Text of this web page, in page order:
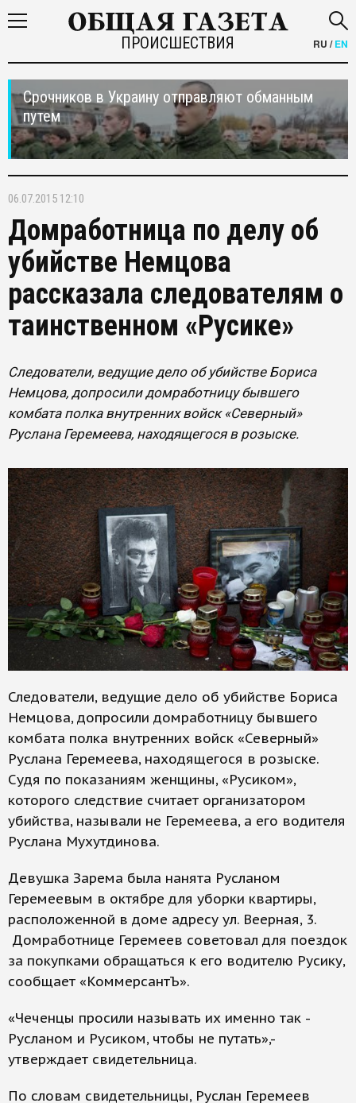
ПРОИСШЕСТВИЯ RU /EN
Срочников в Украину отправляют обманным
путем
06.07.2015 12:10
Домработница по делу об
убийстве Немцова
рассказала следователям о
таинственном «Русике»
Следователи, ведущие дело об убийстве Бориса
Немцова, допросили домработницу бывшего
комбата полка внутренних войск «Северный»
Руслана Геремеева, находящегося в розыске.
Следователи, ведущие дело об убийстве Бориса
Немцова, допросили домработницу бывшего
комбата полка внутренних войск «Северный»
Руслана Геремеева, находящегося в розыске.
Судя по показаниям женщины, «Русиком»,
которого следствие считает организатором
убийства, называли не Геремеева, а его водителя
Руслана Мухутдинова.
Девушка Зарема была нанята Русланом
Геремеевым в октябре для уборки квартиры,
расположенной в доме адресу ул. Веерная, 3.
Домработнице Геремеев советовал для поездок
за покупками обращаться к его водителю Русику,
сообщает «КоммерсантЪ».
«Чеченцы просили называть их именно так -
Русланом и Русиком, чтобы не путать»,-
утверждает свидетельница.
По словам свидетельницы, Руслан Геремеев